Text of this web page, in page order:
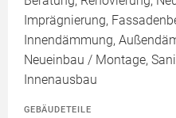
Imprägnierung,
Innendämmung,
Neueinbau / Montage,
Innenausbau
GEBÄUDETEILE